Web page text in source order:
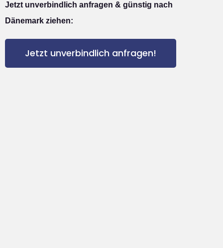
Jetzt unverbindlich anfragen & günstig nach
Dänemark ziehen:
Jetzt unverbindlich anfragen!